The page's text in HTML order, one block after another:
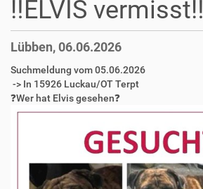
‼️ELVIS vermisst‼️
Lübben, 06.06.2026
Suchmeldung vom 05.06.2026
-> In 15926 Luckau/OT Terpt
❓️Wer hat Elvis gesehen❓️